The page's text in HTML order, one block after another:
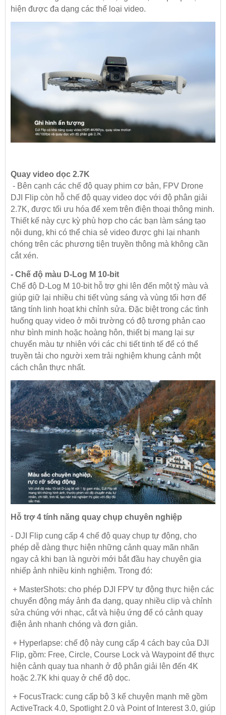
hiện được đa dạng các thể loại video.
Quay video dọc 2.7K
- Bên cạnh các chế độ quay phim cơ bản, FPV Drone
DJI Flip còn hỗ chế độ quay video dọc với độ phân giải
2.7K, được tối ưu hóa để xem trên điện thoại thông minh.
Thiết kế này cực kỳ phù hợp cho các bạn làm sáng tạo
nội dung, khi có thể chia sẻ video được ghi lại nhanh
chóng trên các phương tiện truyền thông mà không cần
cắt xén.
- Chế độ màu D-Log M 10-bit
Chế độ D-Log M 10-bit hỗ trợ ghi lên đến một tỷ màu và
giúp giữ lại nhiều chi tiết vùng sáng và vùng tối hơn để
tăng tính linh hoạt khi chỉnh sửa. Đặc biệt trong các tình
huống quay video ở môi trường có độ tương phản cao
như bình minh hoặc hoàng hôn, thiết bị mang lại sự
chuyển màu tự nhiên với các chi tiết tinh tế để có thể
truyền tải cho người xem trải nghiệm khung cảnh một
cách chân thực nhất.
Hỗ trợ 4 tính năng quay chụp chuyên nghiệp
- DJI Flip cung cấp 4 chế độ quay chụp tự động, cho
phép dễ dàng thực hiện những cảnh quay mãn nhãn
ngay cả khi bạn là người mới bắt đầu hay chuyên gia
nhiếp ảnh nhiều kinh nghiệm. Trong đó:
+ MasterShots: cho phép DJI FPV tự động thực hiện các
chuyển động máy ảnh đa dạng, quay nhiều clip và chỉnh
sửa chúng với nhạc, cắt và hiệu ứng để có cảnh quay
điện ảnh nhanh chóng và đơn giản.
+ Hyperlapse: chế độ này cung cấp 4 cách bay của DJI
Flip, gồm: Free, Circle, Course Lock và Waypoint để thực
hiện cảnh quay tua nhanh ở độ phân giải lên đến 4K
hoặc 2.7K khi quay ở chế độ dọc.
+ FocusTrack: cung cấp bộ 3 kể chuyện mạnh mẽ gồm
ActiveTrack 4.0, Spotlight 2.0 và Point of Interest 3.0, giúp